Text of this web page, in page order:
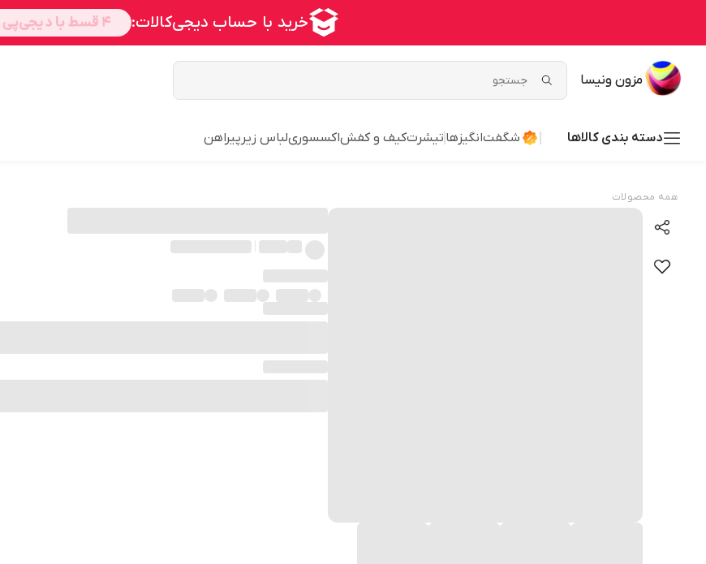
مزون ونیسا
دسته بندی کالاها شگفت‌انگیزها تیشرتکیف و کفشاکسسوریلباس زیر پیراهن
همه محصولات